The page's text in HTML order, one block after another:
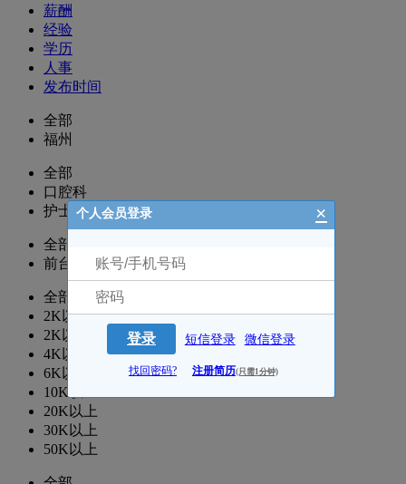
薪酬
经验
学历
人事
发布时间
全部
福州
全部
口腔科
护士/护理
全部
前台
全部
2K以下
2K以上
4K以上
6K以上
10K以上
20K以上
30K以上
50K以上
个人会员登录 ×
登录 短信登录 微信登录
找回密码? 注册简历(只需1分钟)